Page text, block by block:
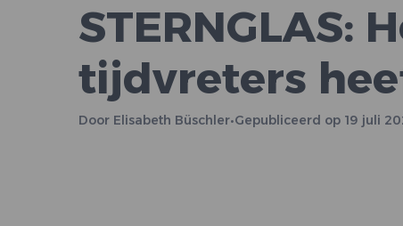
STERNGLAS:
tijdvreters
Door Elisabeth Büschler•Gepubliceerd op 19 juli